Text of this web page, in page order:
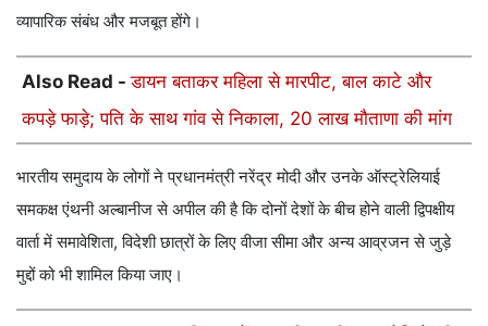
व्यापारिक संबंध और मजबूत होंगे।
Also Read -डायन बताकर महिला से मारपीट, बाल काटे और
कपड़े फाड़े; पति के साथ गांव से निकाला, 20 लाख मौताणा की मांग
भारतीय समुदाय के लोगों ने प्रधानमंत्री नरेंद्र मोदी और उनके ऑस्ट्रेलियाई
समकक्ष एंथनी अल्बानीज से अपील की है कि दोनों देशों के बीच होने वाली द्विपक्षीय
वार्ता में समावेशिता, विदेशी छात्रों के लिए वीजा सीमा और अन्य आव्रजन से जुड़े
मुद्दों को भी शामिल किया जाए।